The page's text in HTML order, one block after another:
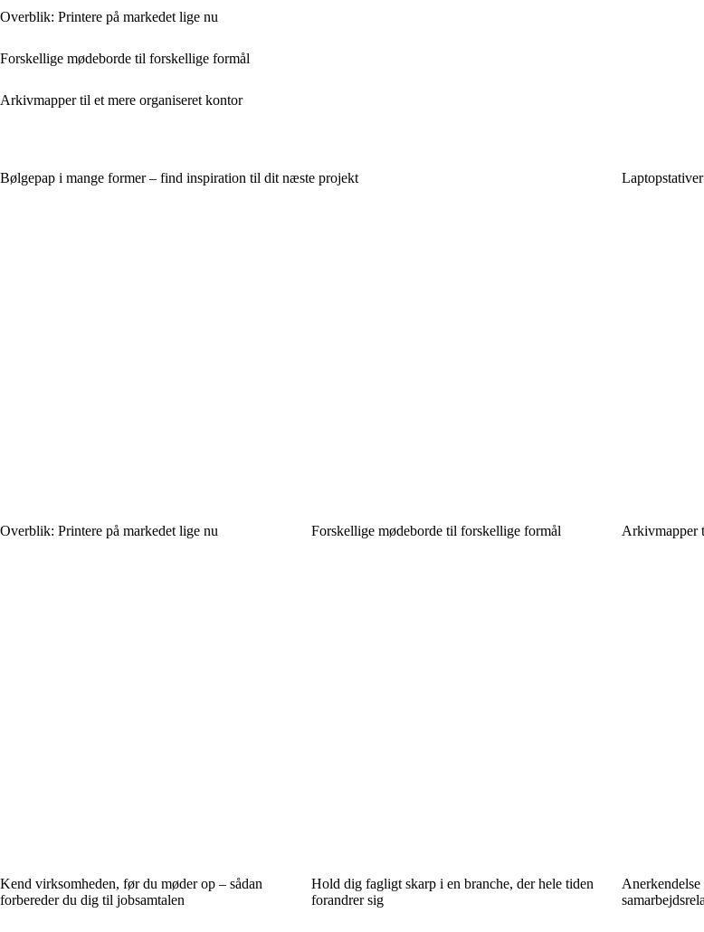
Overblik: Printere på markedet lige nu
Forskellige mødeborde til forskellige formål
Arkivmapper til et mere organiseret kontor
Bølgepap i mange former – find inspiration til dit næste projekt
Overblik: Printere på markedet lige nu Forskellige mødeborde til forskellige formål Arkivmapper
Kend virksomheden, før du møder op – sådan
forbereder du dig til jobsamtalen
Hold dig fagligt skarp i en branche, der hele tiden
forandrer sig